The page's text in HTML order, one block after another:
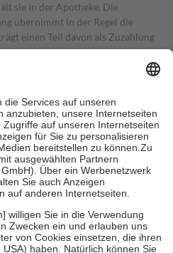
sie in der Apotheke. Die
übernimmt in der Regel die
einen Teil davon als Zuzahlung
in Höhe von zehn
nie mehr als die tatsächlichen
auch für Online-Apotheken.
beträgt die
sowie zehn Euro je
für ihre eigene Gesundheit zu
der Familie zu unterstützen,
zum vollendeten 18. Lebensjahr